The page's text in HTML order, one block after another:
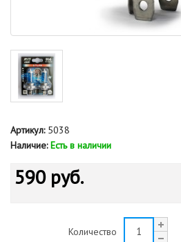
Артикул:5038
Наличие: Есть в наличии
590 руб.
Количество